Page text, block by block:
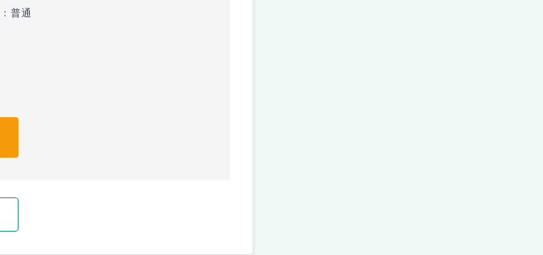
：普通